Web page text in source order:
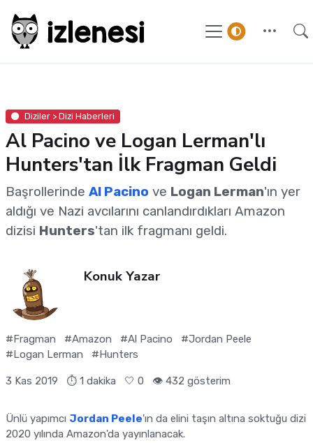
Diziler > Dizi Haberleri
Al Pacino ve Logan Lerman'lı
Hunters'tan İlk Fragman Geldi
Başrollerinde Al Pacino ve Logan Lerman'ın yer
aldığı ve Nazi avcılarını canlandırdıkları Amazon
dizisi Hunters'tan ilk fragmanı geldi.
Konuk Yazar
3 Kas 2019 ⏱ 1 dakika 🤍 0 👁️ 432 gösterim
#Fragman #Amazon #Al Pacino
#Jordan Peele
#Logan Lerman
#Hunters
Ünlü yapımcı Jordan Peele'ın da elini taşın altına soktuğu dizi
2020 yılında Amazon'da yayınlanacak.